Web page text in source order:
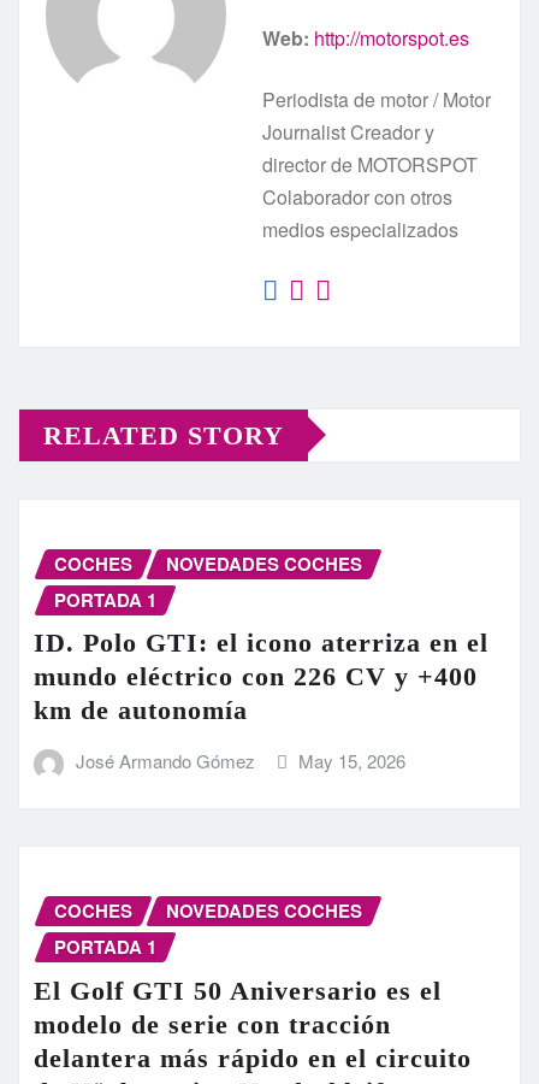
Web: http://motorspot.es
Periodista de motor / Motor
Journalist Creador y
director de MOTORSPOT
Colaborador con otros
medios especializados
RELATED STORY
COCHES
NOVEDADES COCHES
PORTADA 1
ID. Polo GTI: el icono aterriza en el
mundo eléctrico con 226 CV y +400
km de autonomía
José Armando Gómez May 15, 2026
COCHES
NOVEDADES COCHES
PORTADA 1
El Golf GTI 50 Aniversario es el
modelo de serie con tracción
delantera más rápido en el circuito